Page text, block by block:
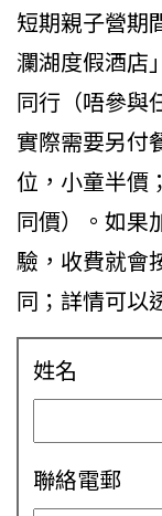
短期親子營期
瀾湖度假酒店
同行（唔參與
實際需要另付
位，小童半價
同價）。如果
驗，收費就會
同；詳情可以
姓名
聯絡電郵